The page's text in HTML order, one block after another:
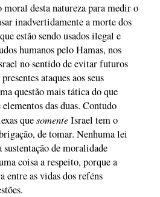
desta natureza para medir o
inadvertidamente a morte dos
estão sendo usados ilegal e
humanos pelo Hamas, nos
no sentido de evitar futuros
ataques aos seus
questão mais tática do que
das duas. Contudo
quesomenteIsrael tem o
de tomar. Nenhuma lei
de moralidade
coisa a respeito, porque a
entre as vidas dos reféns